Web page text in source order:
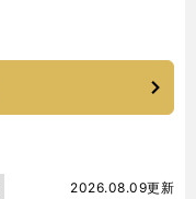
2026.08.09更新